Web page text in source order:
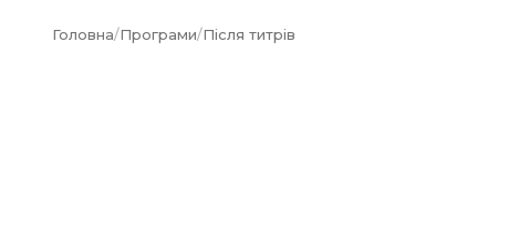
Головна/Програми/Після титрів